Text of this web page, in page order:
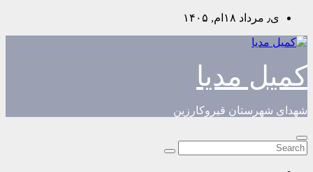
Skip
content
ی٫ مرداد ۱۸ام, ۱۴۰۵
کمیل مدیا
شهدای شهرستان قیروکارزین